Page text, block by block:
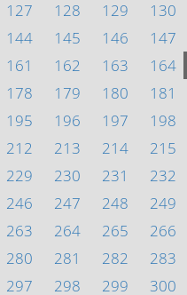
127 128 129 130
144 145 146 147
161 162 163 164
178 179 180 181
195 196 197 198
212 213 214 215
229 230 231 232
246 247 248 249
263 264 265 266
280 281 282 283
297 298 299 300